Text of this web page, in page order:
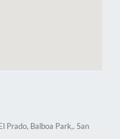
Prado, Balboa Park,. San